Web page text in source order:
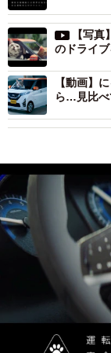
【写
のドライ
【動画】
ら…見比べ